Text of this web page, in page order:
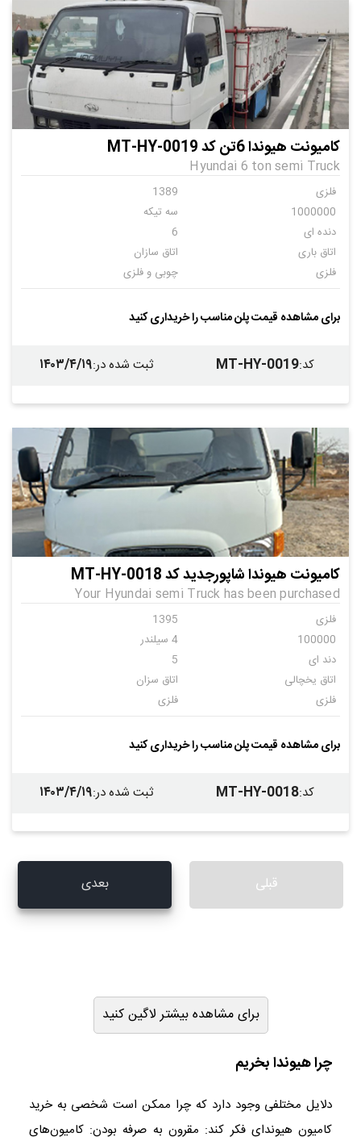
کامیونت هیوندا 6تن کد MT-HY-0019
Hyundai 6 ton semi Truck
فلزی
1389
1000000
سه تیکه
دنده ای
6
اتاق باری
اتاق سازان
فلزی
چوبی و فلزی
برای مشاهده قیمت پلن مناسب را خریداری کنید
کد:
MT-HY-0019 ثبت شده در:۱۴۰۳/۴/۱۹
کامیونت هیوندا شاپورجدید کد MT-HY-0018
Your Hyundai semi Truck has been purchased
فلزی
1395
100000
4 سیلندر
دند ای
5
اتاق یخچالی
اتاق سزان
فلزی
فلزی
برای مشاهده قیمت پلن مناسب را خریداری کنید
کد:
MT-HY-0018 ثبت شده در:۱۴۰۳/۴/۱۹
قبلی بعدی
برای مشاهده بیشتر لاگین کنید
چرا هیوندا بخریم
دلایل مختلفی وجود دارد که چرا ممکن است شخصی به خرید
کامیون هیوندای فکر کند: مقرون به صرفه بودن: کامیون‌های